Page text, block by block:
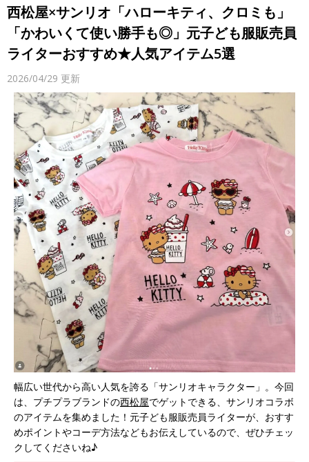
西松屋×サンリオ「ハローキティ、クロミも」
「かわいくて使い勝手も◎」元子ども服販売員
ライターおすすめ★人気アイテム5選
2026/04/29 更新
幅広い世代から高い人気を誇る「サンリオキャラクター」。今回
は、プチプラブランドの西松屋でゲットできる、サンリオコラボ
のアイテムを集めました！元子ども服販売員ライターが、おすす
めポイントやコーデ方法などもお伝えしているので、ぜひチェッ
クしてくださいね♪